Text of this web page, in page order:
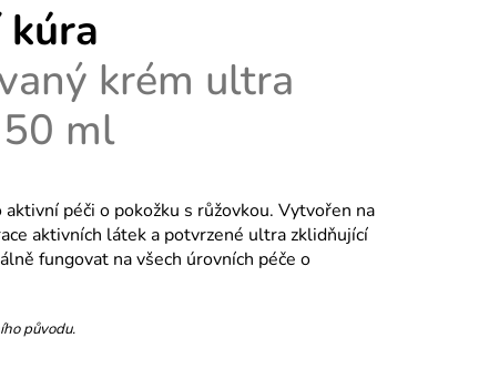
krém ultra
ml
péči o pokožku s růžovkou. Vytvořen na
aktivních látek a potvrzené ultra zklidňující
fungovat na všech úrovních péče o
původu.